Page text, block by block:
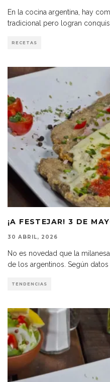
En la cocina argentina, hay
tradicional pero logran
RECETAS
¡A FESTEJAR! 3 DE
30 ABRIL, 2026
No es novedad que la
de los argentinos. Según datos
TENDENCIAS